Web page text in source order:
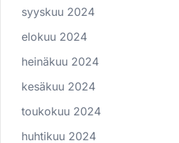
syyskuu 2024
elokuu 2024
heinäkuu 2024
kesäkuu 2024
toukokuu 2024
huhtikuu 2024